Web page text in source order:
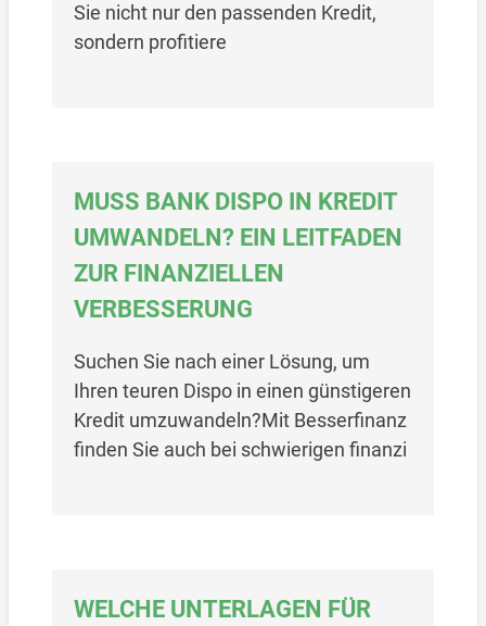
Sie nicht nur den passenden Kredit,
sondern profitiere
MUSS BANK DISPO IN KREDIT
UMWANDELN? EIN LEITFADEN
ZUR FINANZIELLEN
VERBESSERUNG
Suchen Sie nach einer Lösung, um
Ihren teuren Dispo in einen günstigeren
Kredit umzuwandeln?Mit Besserfinanz
finden Sie auch bei schwierigen finanzi
WELCHE UNTERLAGEN FÜR